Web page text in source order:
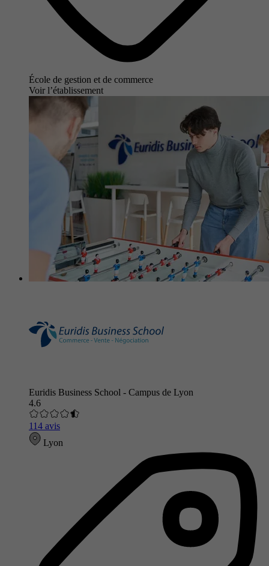
École de gestion et de commerce
Voir l’établissement
Euridis Business School - Campus de Lyon
4.6
114 avis
Lyon